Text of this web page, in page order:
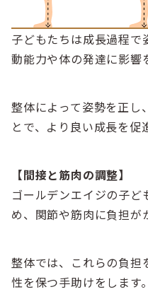
子どもたちは成長過程で
動能力や体の発達に影響
整体によって姿勢を正し
とで、より良い成長を促
【間接と筋肉の調整】
ゴールデンエイジの子
め、関節や筋肉に負担が
整体では、これらの負担
性を保つ手助けをします。